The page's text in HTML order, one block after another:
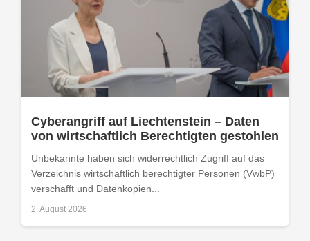
Cyberangriff auf Liechtenstein – Daten
von wirtschaftlich Berechtigten gestohlen
Unbekannte haben sich widerrechtlich Zugriff auf das
Verzeichnis wirtschaftlich berechtigter Personen (VwbP)
verschafft und Datenkopien...
2. August 2026